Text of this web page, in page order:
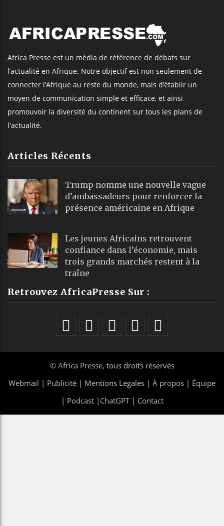
Africa Presse est un média de référence de débats sur
l’actualité en Afrique. Notre objectif est non seulement de
connecter l’Afrique au reste du monde, mais d’établir un
moyen de communication simple et efficace, et ainsi
promouvoir la diversité du continent sur tous les plans de
l'actualité.
Articles Récents
Trump nomme une nouvelle vague
d’ambassadeurs pour renforcer la
présence américaine en Afrique
Les jeunes Africains retrouvent
confiance dans l’économie, mais
trois grands marchés restent à la
traîne
Retrouvez AfricaPresse Sur :
© Africa Presse, tous droits réservés
Webmail | Publicité | Mentions Legales | À propos | Équipe
| Podcast| ChatGPT| Contact